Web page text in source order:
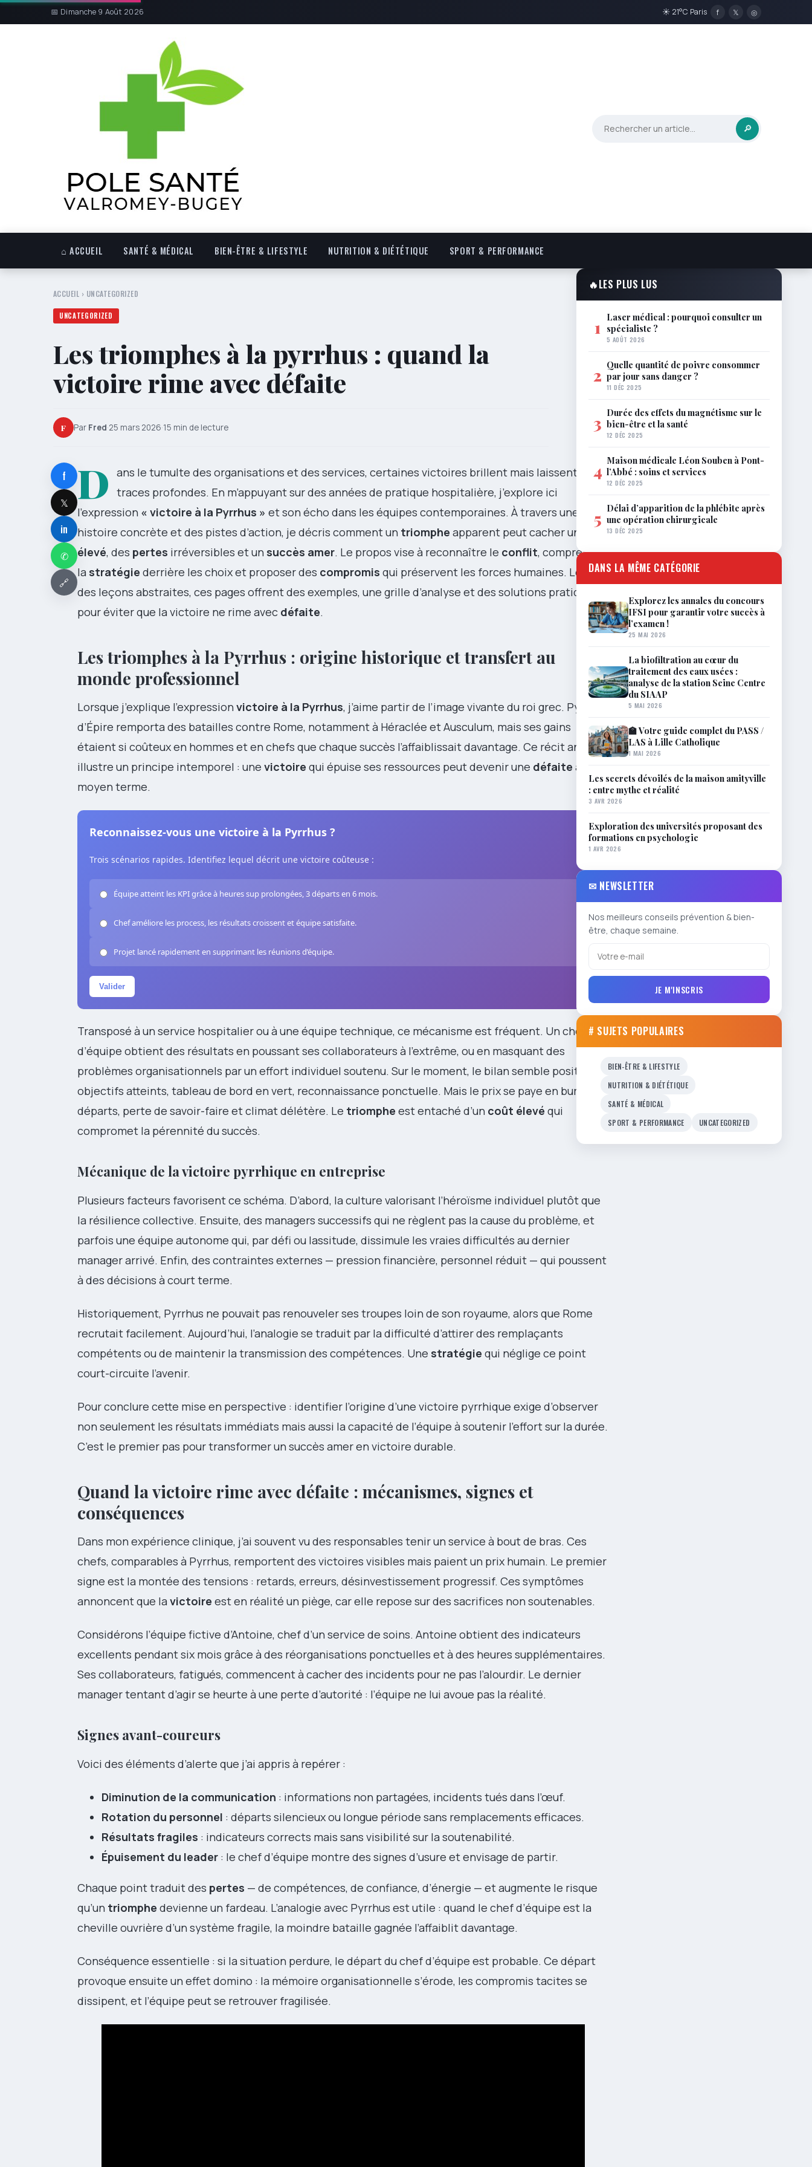
📅 Dimanche 9 Août 2026 ☀ 21°C Paris f 𝕏 ◎
🔎
⌂ ACCUEIL SANTÉ & MÉDICAL BIEN-ÊTRE & LIFESTYLE NUTRITION & DIÉTÉTIQUE SPORT & PERFORMANCE
ACCUEIL › UNCATEGORIZED
UNCATEGORIZED
Les triomphes à la pyrrhus : quand la
victoire rime avec défaite
F Par Fred·25 mars 2026·15 min de lecture
f
𝕏
in
✆
🔗
D ans le tumulte des organisations et des services, certaines victoires brillent mais laissent des
traces profondes. En m’appuyant sur des années de pratique hospitalière, j’explore ici
l’expression « victoire à la Pyrrhus » et son écho dans les équipes contemporaines. À travers une
histoire concrète et des pistes d’action, je décris comment un triomphe apparent peut cacher un
coût
élevé, des pertes irréversibles et un succès amer. Le propos vise à reconnaître le conflit, comprendre
la stratégie derrière les choix et proposer des compromis qui préservent les forces humaines. Loin
des leçons abstraites, ces pages offrent des exemples, une grille d’analyse et des solutions pratiques
pour éviter que la victoire ne rime avec défaite.
Les triomphes à la Pyrrhus : origine historique et transfert au
monde professionnel
Lorsque j’explique l’expression victoire à la Pyrrhus, j’aime partir de l’image vivante du roi grec. Pyrrhus
d’Épire remporta des batailles contre Rome, notamment à Héraclée et Ausculum, mais ses gains
étaient si coûteux en hommes et en chefs que chaque succès l’affaiblissait davantage. Ce récit ancien
illustre un principe intemporel : une victoire qui épuise ses ressources peut devenir une défaite à
moyen terme.
Reconnaissez-vous une victoire à la Pyrrhus ?
Trois scénarios rapides. Identifiez lequel décrit une victoire coûteuse :
Équipe atteint les KPI grâce à heures sup prolongées, 3 départs en 6 mois.
Chef améliore les process, les résultats croissent et équipe satisfaite.
Projet lancé rapidement en supprimant les réunions d’équipe.
Valider
Transposé à un service hospitalier ou à une équipe technique, ce mécanisme est fréquent. Un chef
d’équipe obtient des résultats en poussant ses collaborateurs à l’extrême, ou en masquant des
problèmes organisationnels par un effort individuel soutenu. Sur le moment, le bilan semble positif :
objectifs atteints, tableau de bord en vert, reconnaissance ponctuelle. Mais le prix se paye en burn-out,
départs, perte de savoir-faire et climat délétère. Le triomphe est entaché d’un coût élevé qui
compromet la pérennité du succès.
Mécanique de la victoire pyrrhique en entreprise
Plusieurs facteurs favorisent ce schéma. D’abord, la culture valorisant l’héroïsme individuel plutôt que
la résilience collective. Ensuite, des managers successifs qui ne règlent pas la cause du problème, et
parfois une équipe autonome qui, par défi ou lassitude, dissimule les vraies difficultés au dernier
manager arrivé. Enfin, des contraintes externes — pression financière, personnel réduit — qui poussent
à des décisions à court terme.
Historiquement, Pyrrhus ne pouvait pas renouveler ses troupes loin de son royaume, alors que Rome
recrutait facilement. Aujourd’hui, l’analogie se traduit par la difficulté d’attirer des remplaçants
compétents ou de maintenir la transmission des compétences. Une stratégie qui néglige ce point
court-circuite l’avenir.
Pour conclure cette mise en perspective : identifier l’origine d’une victoire pyrrhique exige d’observer
non seulement les résultats immédiats mais aussi la capacité de l’équipe à soutenir l’effort sur la durée.
C’est le premier pas pour transformer un succès amer en victoire durable.
Quand la victoire rime avec défaite : mécanismes, signes et
conséquences
Dans mon expérience clinique, j’ai souvent vu des responsables tenir un service à bout de bras. Ces
chefs, comparables à Pyrrhus, remportent des victoires visibles mais paient un prix humain. Le premier
signe est la montée des tensions : retards, erreurs, désinvestissement progressif. Ces symptômes
annoncent que la victoire est en réalité un piège, car elle repose sur des sacrifices non soutenables.
Considérons l’équipe fictive d’Antoine, chef d’un service de soins. Antoine obtient des indicateurs
excellents pendant six mois grâce à des réorganisations ponctuelles et à des heures supplémentaires.
Ses collaborateurs, fatigués, commencent à cacher des incidents pour ne pas l’alourdir. Le dernier
manager tentant d’agir se heurte à une perte d’autorité : l’équipe ne lui avoue pas la réalité.
Signes avant-coureurs
Voici des éléments d’alerte que j’ai appris à repérer :
Diminution de la communication : informations non partagées, incidents tués dans l’œuf.
Rotation du personnel : départs silencieux ou longue période sans remplacements efficaces.
Résultats fragiles : indicateurs corrects mais sans visibilité sur la soutenabilité.
Épuisement du leader : le chef d’équipe montre des signes d’usure et envisage de partir.
Chaque point traduit des pertes — de compétences, de confiance, d’énergie — et augmente le risque
qu’un triomphe devienne un fardeau. L’analogie avec Pyrrhus est utile : quand le chef d’équipe est la
cheville ouvrière d’un système fragile, la moindre bataille gagnée l’affaiblit davantage.
Conséquence essentielle : si la situation perdure, le départ du chef d’équipe est probable. Ce départ
provoque ensuite un effet domino : la mémoire organisationnelle s’érode, les compromis tacites se
dissipent, et l’équipe peut se retrouver fragilisée.
🔥LES PLUS LUS
1 Laser médical : pourquoi consulter un
spécialiste ?
5 AOÛT 2026
2 Quelle quantité de poivre consommer
par jour sans danger ?
11 DÉC 2025
3 Durée des effets du magnétisme sur le
bien-être et la santé
12 DÉC 2025
4 Maison médicale Léon Souben à Pont-
l’Abbé : soins et services
12 DÉC 2025
5 Délai d’apparition de la phlébite après
une opération chirurgicale
13 DÉC 2025
DANS LA MÊME CATÉGORIE
Explorez les annales du concours
IFSI pour garantir votre succès à
l’examen !
25 MAI 2026
La biofiltration au cœur du
traitement des eaux usées :
analyse de la station Seine Centre
du SIAAP
5 MAI 2026
🏫 Votre guide complet du PASS /
LAS à Lille Catholique
1 MAI 2026
Les secrets dévoilés de la maison amityville
: entre mythe et réalité
3 AVR 2026
Exploration des universités proposant des
formations en psychologie
1 AVR 2026
✉ NEWSLETTER
Nos meilleurs conseils prévention & bien-
être, chaque semaine.
JE M'INSCRIS
# SUJETS POPULAIRES
BIEN-ÊTRE & LIFESTYLE
NUTRITION & DIÉTÉTIQUE
SANTÉ & MÉDICAL
SPORT & PERFORMANCE
UNCATEGORIZED